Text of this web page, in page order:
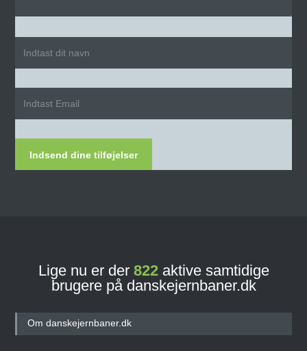
Indsend dine tilføjelser
Lige nu er der 822aktive samtidige
brugere på danskejernbaner.dk
Om danskejernbaner.dk